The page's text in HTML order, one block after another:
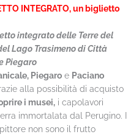
INTEGRATO, un biglietto
integrato delle Terre del
Lago Trasimeno di Città
Piegaro
Piegaro e Paciano
alla possibilità di acquisto
i musei, i capolavori
immortalata dal Perugino. I
non sono il frutto